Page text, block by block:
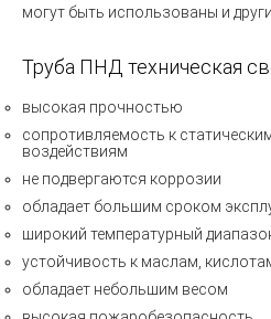
могут быть использованы и
Труба ПНД техническая
высокая прочностью
сопротивляемость к
воздействиям
не подвергаются коррозии
обладает большим сроком
широкий температурный
устойчивость к маслам,
обладает небольшим весом